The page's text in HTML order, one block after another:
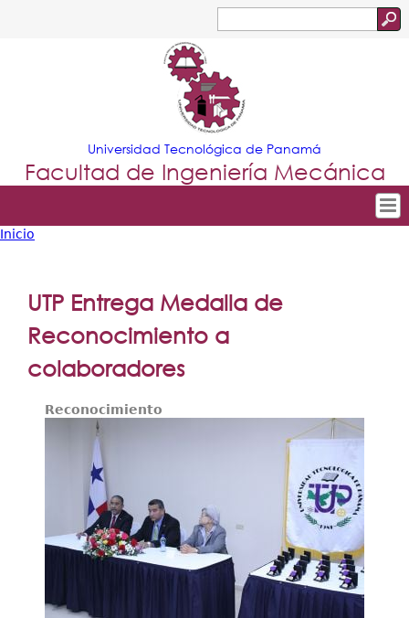
Jump to navigation
de
búsqueda
Universidad Tecnológica de Panamá
Facultad de Ingeniería Mecánica
Tropical
Principal
Departamentos
Oferta Académica
Escuela Aviación
está
aquí
Inicio
UTP Entrega Medalla de
Reconocimiento a
colaboradores
Reconocimiento